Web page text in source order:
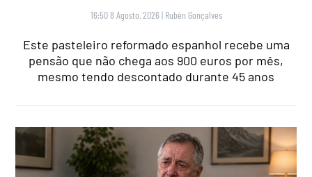
16:50 8 Agosto, 2026 | Rubén Gonçalves
Este pasteleiro reformado espanhol recebe uma
pensão que não chega aos 900 euros por mês,
mesmo tendo descontado durante 45 anos